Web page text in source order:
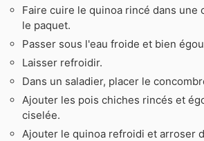
Faire cuire le quinoa rincé dans
le paquet.
Passer sous l'eau froide et bien
Laisser refroidir.
Dans un saladier, placer le
Ajouter les pois chiches rincés et
ciselée.
Ajouter le quinoa refroidi et arroser